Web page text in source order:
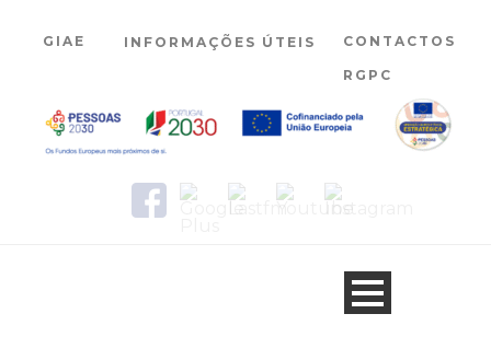
GIAE INFORMAÇÕES ÚTEIS CONTACTOS
RGPC